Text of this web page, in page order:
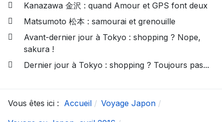
Kanazawa 金沢 : quand Amour et GPS font deux
Matsumoto 松本 : samourai et grenouille
Avant-dernier jour à Tokyo : shopping ? Nope,
sakura !
Dernier jour à Tokyo : shopping ? Toujours pas...
Vous êtes ici : Accueil
Voyage Japon